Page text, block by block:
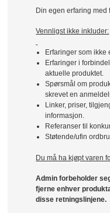
Din egen erfaring med
Vennligst ikke inkluder:
Erfaringer som ikke
Erfaringer i
aktuelle produktet.
Spørsmål om
skrevet en
Linker, priser,
informasjon.
Referanser til
Støtende/ufin
Du må ha kjøpt varen
Admin forbeholder
fjerne enhver
disse retningslinjene.